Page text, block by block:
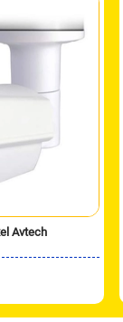
Avtech